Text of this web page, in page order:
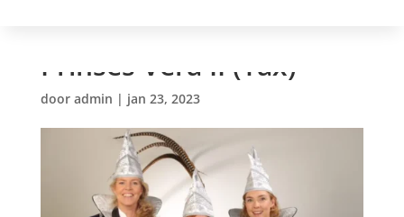
Prinses Vera II (Tax)
door admin | jan 23, 2023